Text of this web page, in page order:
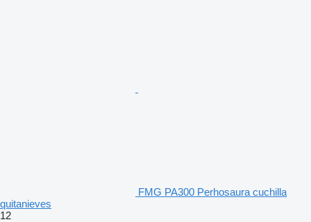
FMG PA300 Perhosaura cuchilla
quitanieves
12